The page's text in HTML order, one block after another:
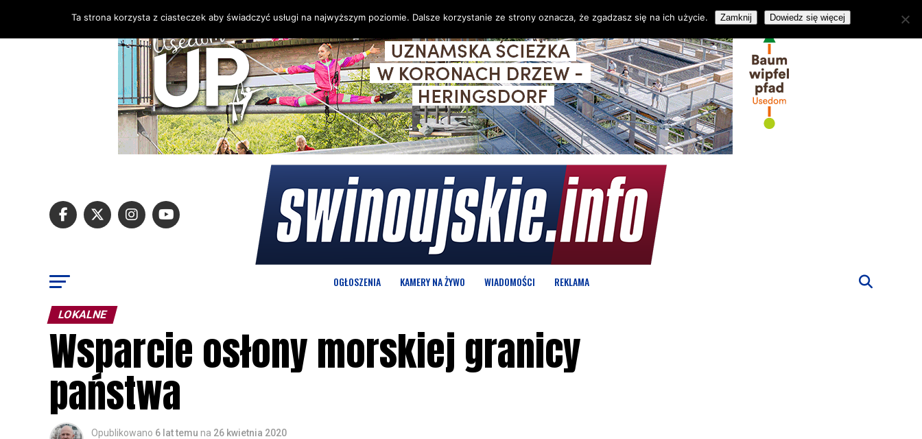
OGŁOSZENIA KAMERY NA ŻYWO WIADOMOŚCI REKLAMA
LOKALNE
Wsparcie osłony morskiej granicy
państwa
Opublikowano 6 lat temu na 26 kwietnia 2020
Ta strona korzysta z ciasteczek aby świadczyć usługi na najwyższym poziomie. Dalsze korzystanie ze strony oznacza, że zgadzasz się na ich użycie. Zamknij Dowiedz się więcej